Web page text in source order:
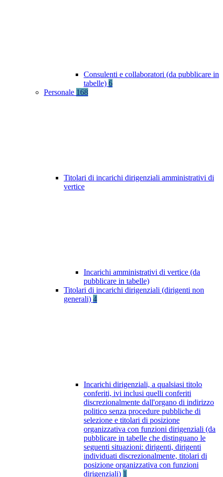
Consulenti e collaboratori (da pubblicare in
tabelle) 6
Personale 168
Titolari di incarichi dirigenziali amministrativi di
vertice
Incarichi amministrativi di vertice (da
pubblicare in tabelle)
Titolari di incarichi dirigenziali (dirigenti non
generali) 4
Incarichi dirigenziali, a qualsiasi titolo
conferiti, ivi inclusi quelli conferiti
discrezionalmente dall'organo di indirizzo
politico senza procedure pubbliche di
selezione e titolari di posizione
organizzativa con funzioni dirigenziali (da
pubblicare in tabelle che distinguano le
seguenti situazioni: dirigenti, dirigenti
individuati discrezionalmente, titolari di
posizione organizzativa con funzioni
dirigenziali) 1